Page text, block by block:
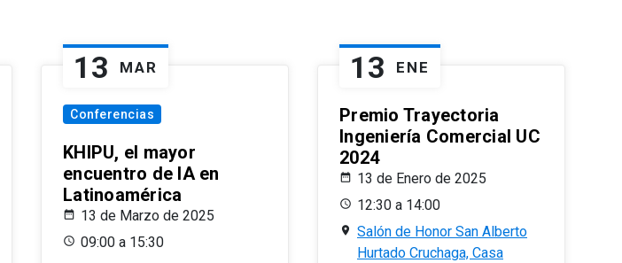
13 MAR
Conferencias
KHIPU, el mayor
encuentro de IA en
Latinoamérica
13 de Marzo de 2025
09:00 a 15:30
13 ENE
Premio Trayectoria
Ingeniería Comercial UC
2024
13 de Enero de 2025
12:30 a 14:00
Salón de Honor San Alberto
Hurtado Cruchaga, Casa